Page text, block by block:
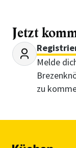
Jetzt
Melde
zu